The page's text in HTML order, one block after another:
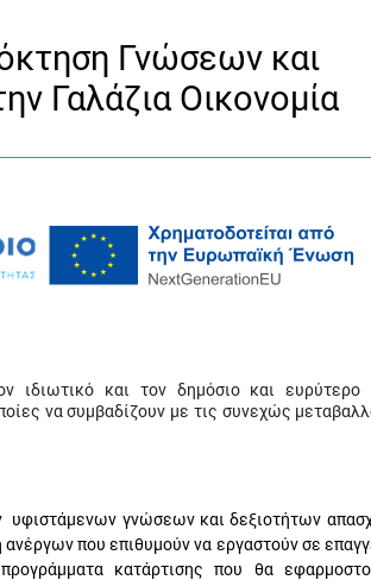
Γνώσεων και
Γαλάζια Οικονομία
ιδιωτικό και τον δημόσιο και ευρύτερο
να συμβαδίζουν με τις συνεχώς
υφιστάμενων γνώσεων και δεξιοτήτων
που επιθυμούν να εργαστούν σε
κατάρτισης που θα